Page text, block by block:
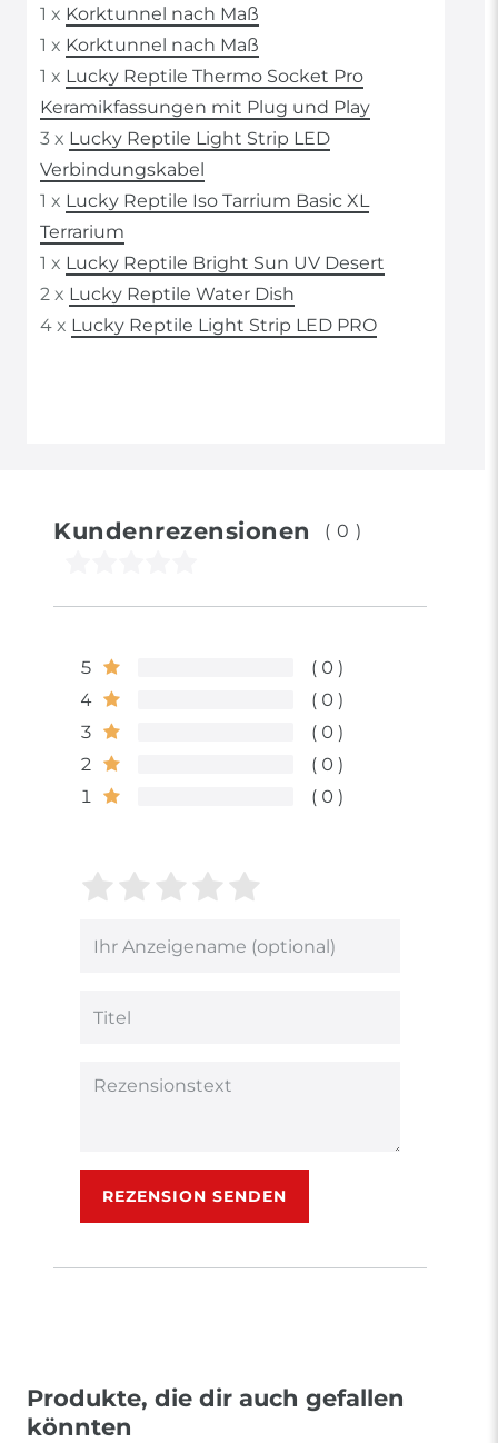
1 x Korktunnel nach Maß
1 x Korktunnel nach Maß
1 x Lucky Reptile Thermo Socket Pro
Keramikfassungen mit Plug und Play
3 x Lucky Reptile Light Strip LED
Verbindungskabel
1 x Lucky Reptile Iso Tarrium Basic XL
Terrarium
1 x Lucky Reptile Bright Sun UV Desert
2 x Lucky Reptile Water Dish
4 x Lucky Reptile Light Strip LED PRO
Kundenrezensionen (0)
5
0
4
0
3
0
2
0
1
0
Bewertungssterne
von
4
von
3
2
von
1
von
Bewertungssternen
Anzeigename
Rezensionstext
REZENSION SENDEN
Produkte, die dir auch gefallen
könnten